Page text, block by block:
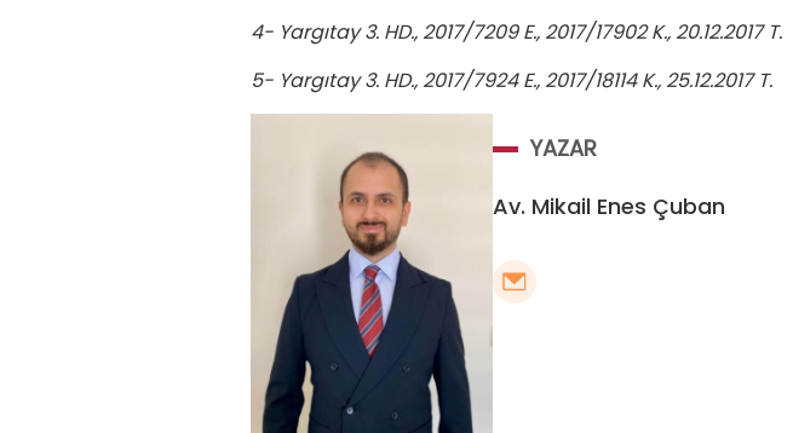
4- Yargıtay 3. HD., 2017/7209 E., 2017/17902 K., 20.12.2017 T.
5- Yargıtay 3. HD., 2017/7924 E., 2017/18114 K., 25.12.2017 T.
YAZAR
Av. Mikail Enes Çuban